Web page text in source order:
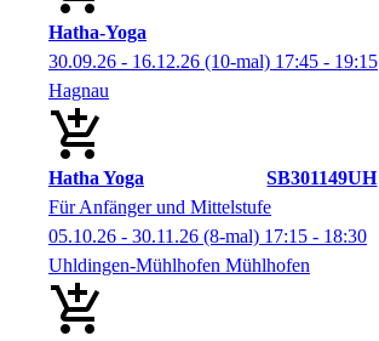
Hatha-Yoga
30.09.26 - 16.12.26 (10-mal) 17:45 - 19:15
Hagnau
Hatha Yoga SB301149UH
Für Anfänger und Mittelstufe
05.10.26 - 30.11.26 (8-mal) 17:15 - 18:30
Uhldingen-Mühlhofen Mühlhofen